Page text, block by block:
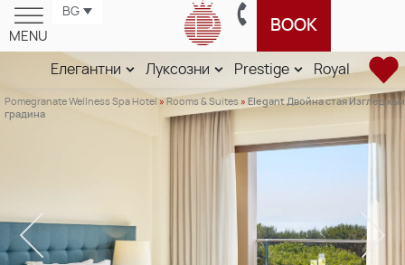
MENU
BG
BOOK
Елегантни Луксозни Prestige Royal
Pomegranate Wellness Spa Hotel » Rooms & Suites » Elegant Двойна стая Изглед към
градина